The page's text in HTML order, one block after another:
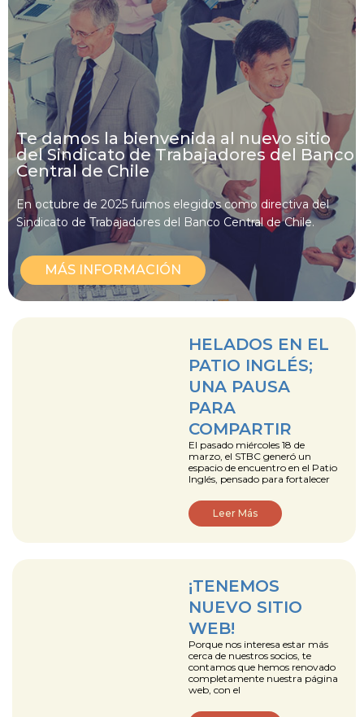
Te damos la bienvenida al nuevo sitio
del Sindicato de Trabajadores del Banco
Central de Chile
En octubre de 2025 fuimos elegidos como directiva del
Sindicato de Trabajadores del Banco Central de Chile.
MÁS INFORMACIÓN
HELADOS EN EL
PATIO INGLÉS;
UNA PAUSA
PARA
COMPARTIR
El pasado miércoles 18 de
marzo, el STBC generó un
espacio de encuentro en el Patio
Inglés, pensado para fortalecer
Leer Más
¡TENEMOS
NUEVO SITIO
WEB!
Porque nos interesa estar más
cerca de nuestros socios, te
contamos que hemos renovado
completamente nuestra página
web, con el